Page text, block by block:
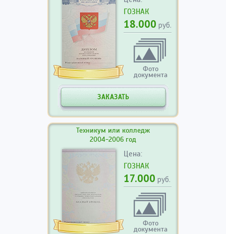
ГОЗНАК
18.000 руб.
Фото
документа
ЗАКАЗАТЬ
Техникум или колледж
2004-2006 год
Цена:
ГОЗНАК
17.000 руб.
Фото
документа